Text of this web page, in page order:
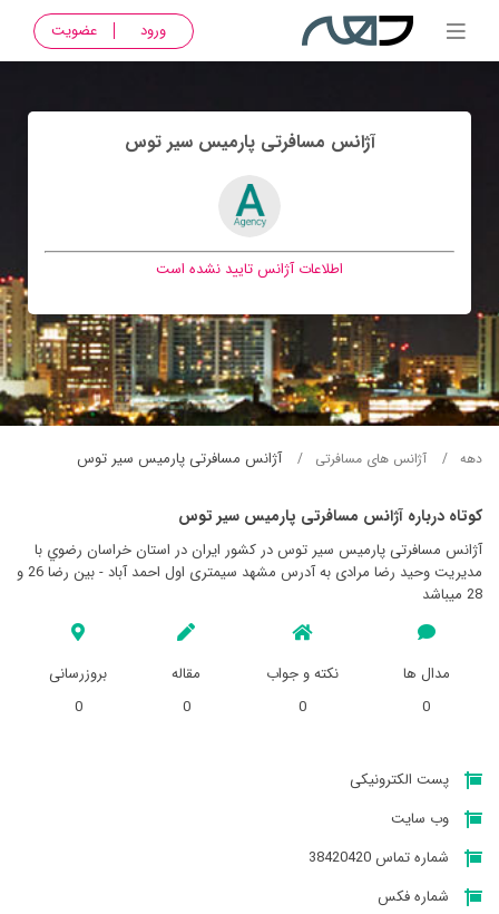
ورود عضویت
آژانس مسافرتی پارميس سير توس
اطلاعات آژانس تایید نشده است
دهه آژانس های مسافرتی آژانس مسافرتی پارميس سير توس
کوتاه درباره آژانس مسافرتی پارميس سير توس
آژانس مسافرتی پارميس سير توس در کشور ایران در استان خراسان رضوي با
مدیریت وحید رضا مرادی به آدرس مشهد سیمتری اول احمد آباد - بین رضا 26 و
28 میباشد
مدال ها
0
نکته و جواب
0
مقاله
0
بروزرسانی
0
پست الکترونیکی
وب سایت
شماره تماس 38420420
شماره فکس